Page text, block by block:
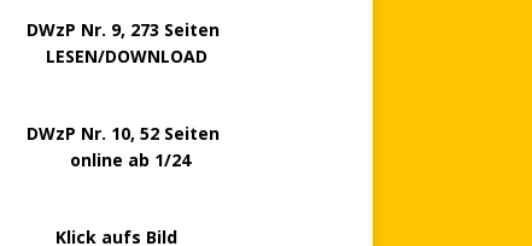
Nr. 9, 273 Seiten
LESEN/DOWNLOAD
Nr. 10, 52 Seiten
ab 1/24
Klick aufs Bild